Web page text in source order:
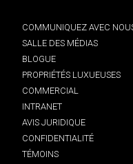
COMMUNIQUEZ AVEC
SALLE DES MÉDIAS
BLOGUE
PROPRIÉTÉS LUXUEUSES
COMMERCIAL
INTRANET
AVIS JURIDIQUE
CONFIDENTIALITÉ
TÉMOINS